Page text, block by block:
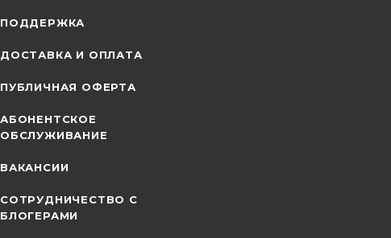
ПОДДЕРЖКА
ДОСТАВКА И ОПЛАТА
ПУБЛИЧНАЯ ОФЕРТА
АБОНЕНТСКОЕ
ОБСЛУЖИВАНИЕ
ВАКАНСИИ
СОТРУДНИЧЕСТВО С
БЛОГЕРАМИ